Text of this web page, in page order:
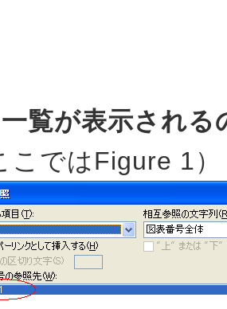
一覧が表示される
こではFigure 1）